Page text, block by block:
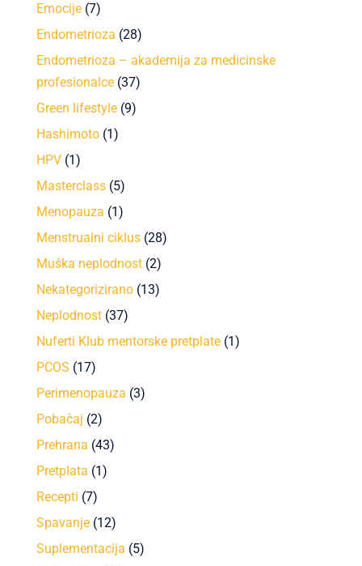
Emocije (7)
Endometrioza (28)
Endometrioza – akademija za medicinske
profesionalce (37)
Green lifestyle (9)
Hashimoto (1)
HPV (1)
Masterclass (5)
Menopauza (1)
Menstrualni ciklus (28)
Muška neplodnost (2)
Nekategorizirano (13)
Neplodnost (37)
Nuferti Klub mentorske pretplate (1)
PCOS (17)
Perimenopauza (3)
Pobačaj (2)
Prehrana (43)
Pretplata (1)
Recepti (7)
Spavanje (12)
Suplementacija (5)